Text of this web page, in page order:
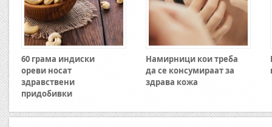
60 грама индиски
ореви носат
здравствени
придобивки
Намирници кои треба
да се консумираат за
здрава кожа